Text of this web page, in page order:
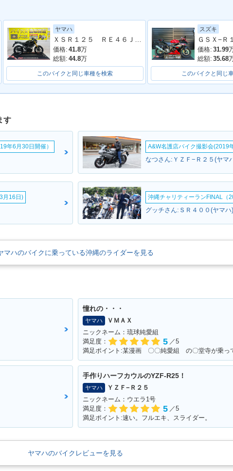
2017年 YZF-R125 2010年 YZF-R125 2009年 YZF-R125
ヤマハ
価格: 41.8万
総額: 44.8万
このバイクと同じ車種を検索
スズキ
価格: 31.99
総額: 35.68
このバイクと同じ
す
年6月30日開催） A&W名護店バイク撮影会(2019
なつさん:ＹＺＦ−Ｒ２５(ヤマ
月16日) 沖縄チャリティーランFINAL（
グッチさん:ＳＲ４００(ヤマハ)
マハのバイクに乗っている沖縄のライダーを見る
憧れの・・・
ヤマハ
ＶＭＡＸ
ニックネーム：琉球純愛組
満足度：
5 ／5
手作りハーフカウルのYZF-R25！
ヤマハ
ＹＺＦ−Ｒ２５
ニックネーム：ウエラ1号
満足度：
5 ／5
満足ポイント:速い。フルエキ、スライダー。
ヤマハのバイクレビューを見る